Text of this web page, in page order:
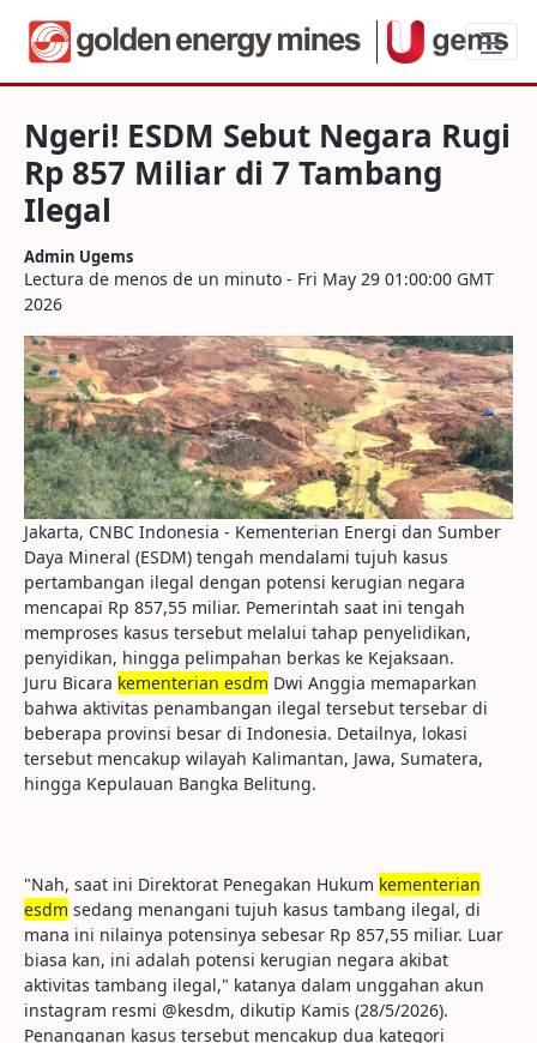
Ngeri! ESDM Sebut Negara Rugi Rp
Ngeri! ESDM Sebut Negara Rugi
Rp 857 Miliar di 7 Tambang
Ilegal
Admin Ugems
Lectura de menos de un minuto - Fri May 29 01:00:00 GMT
2026
Jakarta, CNBC Indonesia - Kementerian Energi dan Sumber
Daya Mineral (ESDM) tengah mendalami tujuh kasus
pertambangan ilegal dengan potensi kerugian negara
mencapai Rp 857,55 miliar. Pemerintah saat ini tengah
memproses kasus tersebut melalui tahap penyelidikan,
penyidikan, hingga pelimpahan berkas ke Kejaksaan.
Juru Bicara kementerian esdm Dwi Anggia memaparkan
bahwa aktivitas penambangan ilegal tersebut tersebar di
beberapa provinsi besar di Indonesia. Detailnya, lokasi
tersebut mencakup wilayah Kalimantan, Jawa, Sumatera,
hingga Kepulauan Bangka Belitung.
"Nah, saat ini Direktorat Penegakan Hukum kementerian
esdm sedang menangani tujuh kasus tambang ilegal, di
mana ini nilainya potensinya sebesar Rp 857,55 miliar. Luar
biasa kan, ini adalah potensi kerugian negara akibat
aktivitas tambang ilegal," katanya dalam unggahan akun
instagram resmi @kesdm, dikutip Kamis (28/5/2026).
Penanganan kasus tersebut mencakup dua kategori